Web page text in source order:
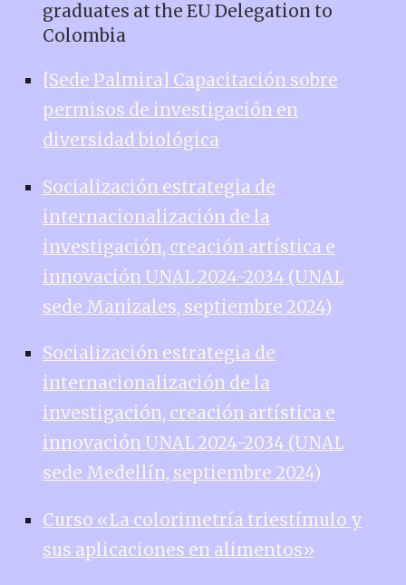
graduates at the EU Delegation to
Colombia
[Sede Palmira] Capacitación sobre
permisos de investigación en
diversidad biológica
Socialización estrategia de
internacionalización de la
investigación, creación artística e
innovación UNAL 2024-2034 (UNAL
sede Manizales, septiembre 2024)
Socialización estrategia de
internacionalización de la
investigación, creación artística e
innovación UNAL 2024-2034 (UNAL
sede Medellín, septiembre 2024)
Curso «La colorimetría triestímulo y
sus aplicaciones en alimentos»